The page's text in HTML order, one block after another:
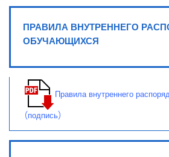
ПРАВИЛА ВНУТРЕННЕГО
ОБУЧАЮЩИХСЯ
Правила внутреннего
(подпись)